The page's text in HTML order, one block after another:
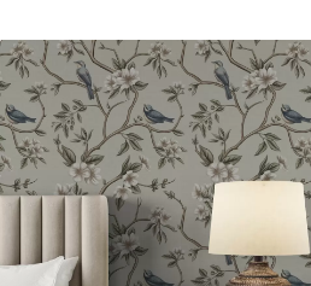
Наші матеріали
Стандарт
748449грн/м²